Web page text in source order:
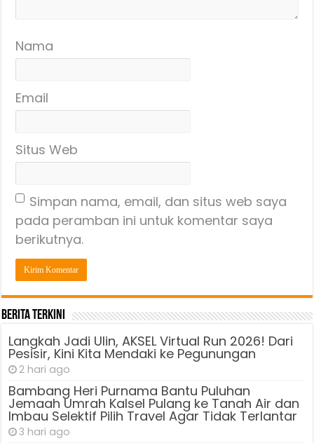
Nama
Email
Situs Web
Simpan nama, email, dan situs web saya
pada peramban ini untuk komentar saya
berikutnya.
Berita Terkini
Langkah Jadi Ulin, AKSEL Virtual Run 2026! Dari
Pesisir, Kini Kita Mendaki ke Pegunungan
2 hari ago
Bambang Heri Purnama Bantu Puluhan
Jemaah Umrah Kalsel Pulang ke Tanah Air dan
Imbau Selektif Pilih Travel Agar Tidak Terlantar
3 hari ago